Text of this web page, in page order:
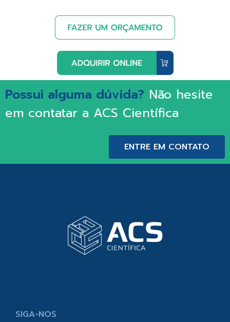
Possui alguma dúvida? Não hesite
em contatar a ACS Científica
ENTRE EM CONTATO
SIGA-NOS